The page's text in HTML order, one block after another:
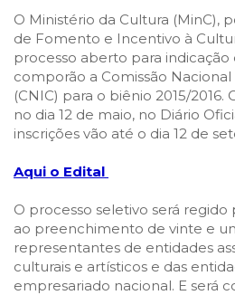
O Ministério da Cultura (MinC),
de Fomento e Incentivo à
processo aberto para
comporão a Comissão
(CNIC) para o biênio 2015/2016.
no dia 12 de maio, no Diário
inscrições vão até o dia 12 de
Aqui o Edital
O processo seletivo será regido
ao preenchimento de vinte e
representantes de entidades
culturais e artísticos e das
empresariado nacional. E será